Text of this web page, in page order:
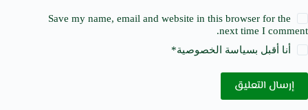
Save my name, email and website in this browser for the
next time I comment.
أنا أقبل بسياسة الخصوصية*
إرسال التعليق